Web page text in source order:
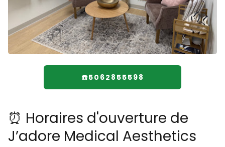
☎️5062855598
⏰ Horaires d'ouverture de
J’adore Medical Aesthetics